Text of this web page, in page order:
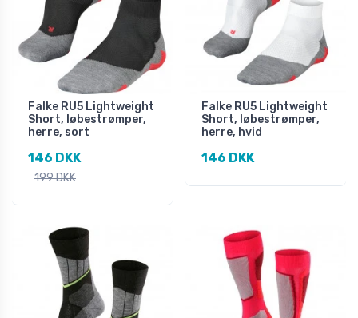
Falke RU5 Lightweight
Short, løbestrømper,
herre, sort
146 DKK
199 DKK
Falke RU5 Lightweight
Short, løbestrømper,
herre, hvid
146 DKK